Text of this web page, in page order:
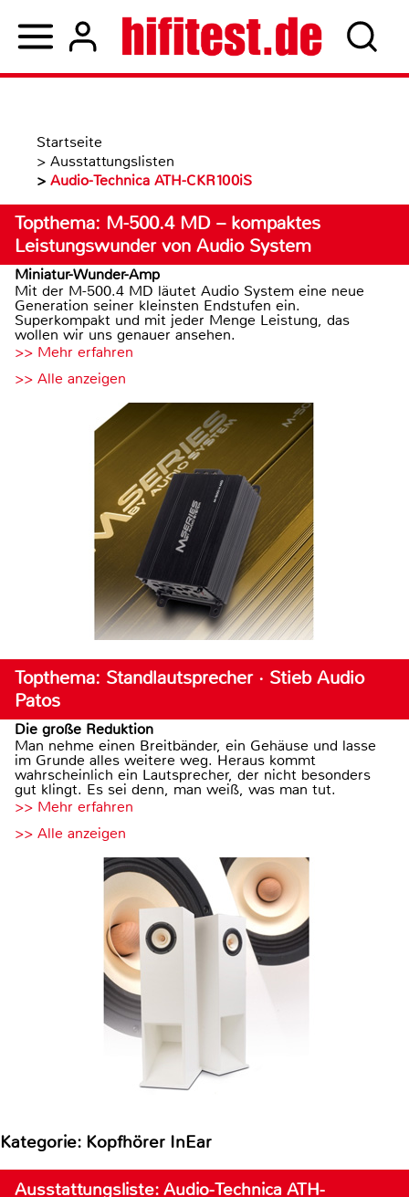
Startseite
> Ausstattungslisten
> Audio-Technica ATH-CKR100iS
Topthema: M-500.4 MD – kompaktes
Leistungswunder von Audio System
Miniatur-Wunder-Amp
Mit der M-500.4 MD läutet Audio System eine neue
Generation seiner kleinsten Endstufen ein.
Superkompakt und mit jeder Menge Leistung, das
wollen wir uns genauer ansehen.
>> Mehr erfahren
>> Alle anzeigen
Topthema: Standlautsprecher · Stieb Audio
Patos
Die große Reduktion
Man nehme einen Breitbänder, ein Gehäuse und lasse
im Grunde alles weitere weg. Heraus kommt
wahrscheinlich ein Lautsprecher, der nicht besonders
gut klingt. Es sei denn, man weiß, was man tut.
>> Mehr erfahren
>> Alle anzeigen
Kategorie: Kopfhörer InEar
Ausstattungsliste: Audio-Technica ATH-